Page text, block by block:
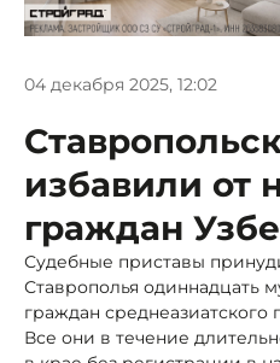
04 декабря 2025, 12:02
избавили от
граждан
Судебные приставы
Ставрополья
граждан среднеазиатского
Все они в течение